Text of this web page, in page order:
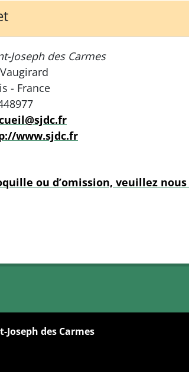
Joseph des Carmes
- France
www.sjdc.fr
ou d’omission, veuillez
Joseph des Carmes